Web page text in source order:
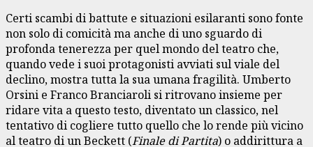
Certi scambi di battute e situazioni esilaranti sono fonte
non solo di comicità ma anche di uno sguardo di
profonda tenerezza per quel mondo del teatro che,
quando vede i suoi protagonisti avviati sul viale del
declino, mostra tutta la sua umana fragilità. Umberto
Orsini e Franco Branciaroli si ritrovano insieme per
ridare vita a questo testo, diventato un classico, nel
tentativo di cogliere tutto quello che lo rende più vicino
al teatro di un Beckett (Finale di Partita) o addirittura a